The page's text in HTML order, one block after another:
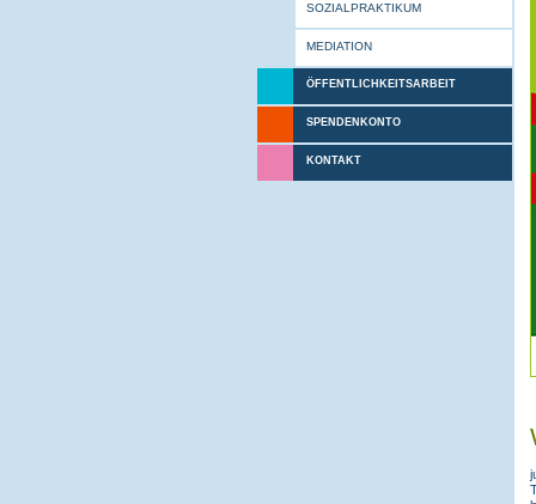
SOZIALPRAKTIKUM
MEDIATION
ÖFFENTLICHKEITSARBEIT
SPENDENKONTO
KONTAKT